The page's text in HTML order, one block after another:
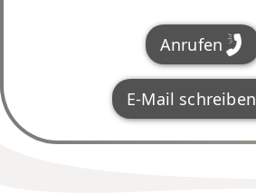
Anrufen
E-Mail schreiben